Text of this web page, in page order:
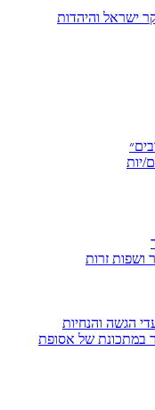
ישראל והיהדות
יות
ושפות זרות
הגשה והנחיות
במתכונת של אסופת